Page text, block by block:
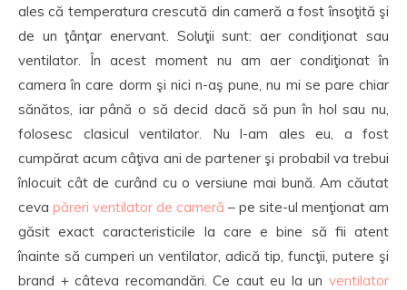
ales că temperatura crescută din cameră a fost însoţită şi
de un ţânţar enervant. Soluţii sunt: aer condiţionat sau
ventilator. În acest moment nu am aer condiţionat în
camera în care dorm şi nici n-aş pune, nu mi se pare chiar
sănătos, iar până o să decid dacă să pun în hol sau nu,
folosesc clasicul ventilator. Nu l-am ales eu, a fost
cumpărat acum câţiva ani de partener şi probabil va trebui
înlocuit cât de curând cu o versiune mai bună. Am căutat
ceva păreri ventilator de cameră – pe site-ul menţionat am
găsit exact caracteristicile la care e bine să fii atent
înainte să cumperi un ventilator, adică tip, funcţii, putere şi
brand + câteva recomandări. Ce caut eu la un ventilator